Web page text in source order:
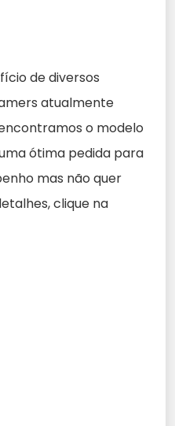
de diversos
atualmente
o modelo
ótima pedida para
mas não quer
clique na